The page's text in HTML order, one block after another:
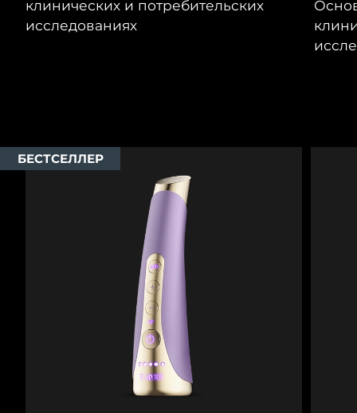
клинических и потребительских
исследованиях
БЕСТСЕЛЛЕР
8/10/26
Ожидаемая дата доставки
Италия
Ожидаемая дата доставки
Ожидаемая дата доставки